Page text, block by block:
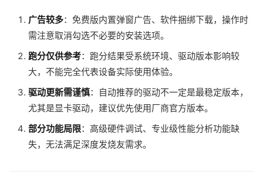
广告较多：免费版内置弹窗广告、软件捆绑下载，操作时
需注意取消勾选不必要的安装选项。
跑分仅供参考：跑分结果受系统环境、驱动版本影响较
大，不能完全代表设备实际使用体验。
驱动更新需谨慎：自动推荐的驱动不一定是最稳定版本，
尤其是显卡驱动，建议优先使用厂商官方版本。
部分功能局限：高级硬件调试、专业级性能分析功能缺
失，无法满足深度发烧友需求。